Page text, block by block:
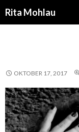
Rita Mohlau
OKTOBER 17, 2017